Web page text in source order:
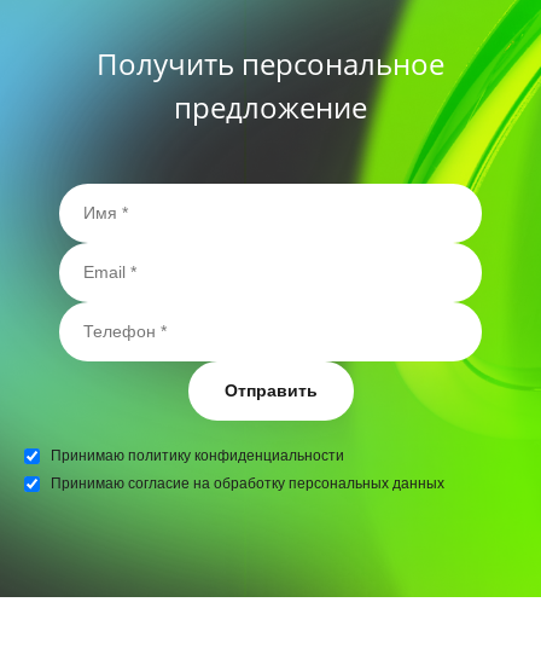
Получить персональное
предложение
Отправить
Принимаю политику конфиденциальности
Принимаю согласие на обработку персональных данных